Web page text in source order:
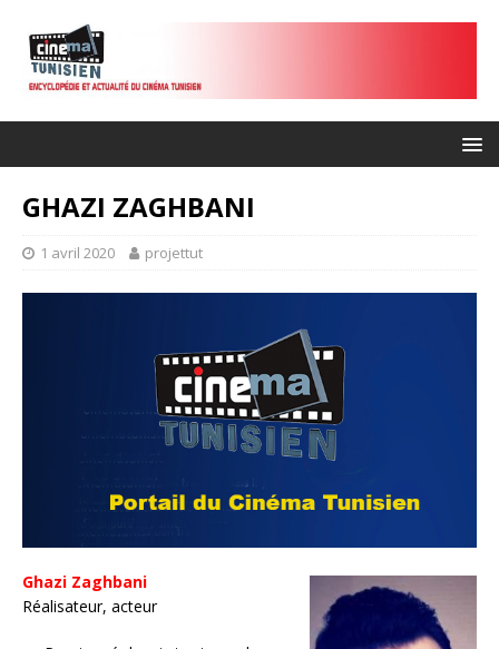
GHAZI ZAGHBANI
1 avril 2020 projettut
Ghazi Zaghbani
Réalisateur, acteur